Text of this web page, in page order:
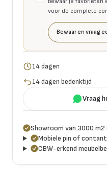
voor de complete
Bewaar en vraag
14 dagen
14 dagen bedenktijd
Vraag
Showroom van 3000 m2
Mobiele pin of
CBW-erkend